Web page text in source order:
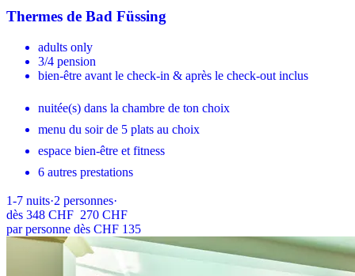
Thermes de Bad Füssing
adults only
3/4 pension
bien-être avant le check-in & après le check-out inclus
nuitée(s) dans la chambre de ton choix
menu du soir de 5 plats au choix
espace bien-être et fitness
6 autres prestations
1-7 nuits·2 personnes·
dès 348 CHF 270 CHF
par personne dès CHF 135